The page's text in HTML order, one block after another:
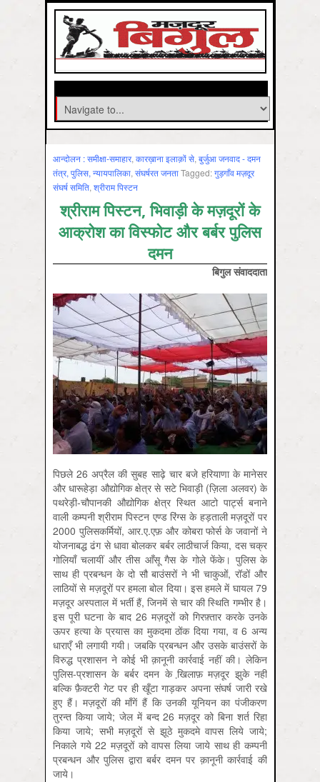
आन्‍दोलन : समीक्षा-समाहार, कारख़ाना इलाक़ों से, बुर्जुआ जनवाद - दमन
तंत्र, पुलिस, न्‍यायपालिका, संघर्षरत जनताTagged:गुड़गाँव मज़दूर
संघर्ष समिति, श्रीराम पिस्टन
श्रीराम पिस्टन, भिवाड़ी के मज़दूरों के
आक्रोश का विस्फोट और बर्बर पुलिस
दमन
बिगुल संवाददाता
पिछले 26 अप्रैल की सुबह साढ़े चार बजे हरियाणा के मानेसर
और धारूहेड़ा औद्योगिक क्षेत्र से सटे भिवाड़ी (ज़िला अलवर) के
पथरेड़ी-चौपानकी औद्योगिक क्षेत्र स्थित आटो पार्ट्स बनाने
वाली कम्पनी श्रीराम पिस्टन एण्ड रिंग्स के हड़ताली मज़दूरों पर
2000 पुलिसकर्मियों, आर.ए.एफ़ और कोबरा फोर्स के जवानों ने
योजनाबद्ध ढंग से धावा बोलकर बर्बर लाठीचार्ज किया, दस चक्र
गोलियाँ चलायीं और तीस आँसू गैस के गोले फेंके। पुलिस के
साथ ही प्रबन्धन के दो सौ बाउंसरों ने भी चाकुओं, रॉडों और
लाठियों से मज़दूरों पर हमला बोल दिया। इस हमले में घायल 79
मज़दूर अस्पताल में भर्ती हैं, जिनमें से चार की स्थिति गम्भीर है।
इस पूरी घटना के बाद 26 मज़दूरों को गिरफ़्तार करके उनके
ऊपर हत्या के प्रयास का मुकदमा ठोंक दिया गया, व 6 अन्य
धाराएँ भी लगायी गयी। जबकि प्रबन्धन और उसके बाउंसरों के
विरुद्ध प्रशासन ने कोई भी क़ानूनी कार्रवाई नहीं की। लेकिन
पुलिस-प्रशासन के बर्बर दमन के खि़लाफ़ मज़दूर झुके नहीं
बल्कि फ़ैक्टरी गेट पर ही खूँटा गाड़कर अपना संघर्ष जारी रखे
हुए हैं। मज़दूरों की माँगें हैं कि उनकी यूनियन का पंजीकरण
तुरन्त किया जाये; जेल में बन्द 26 मज़दूर को बिना शर्त रिहा
किया जाये; सभी मज़दूरों से झूठे मुकदमे वापस लिये जाये;
निकाले गये 22 मज़दूरों को वापस लिया जाये साथ ही कम्पनी
प्रबन्धन और पुलिस द्वारा बर्बर दमन पर क़ानूनी कार्रवाई की
जाये।